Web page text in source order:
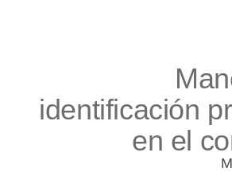
identificación
en el